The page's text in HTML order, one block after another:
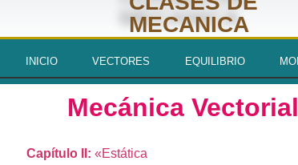
MECANICA
INICIO VECTORES EQUILIBRIO
Mecánica
Capítulo II: «Estática